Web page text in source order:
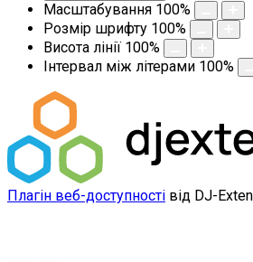
Масштабування 100%
Розмір шрифту 100%
Висота лінії 100%
Інтервал між літерами 100%
Плагін веб-доступності від DJ-